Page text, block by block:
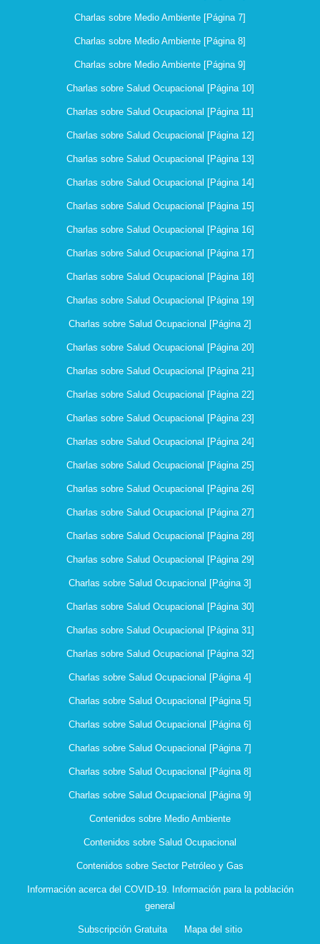
Charlas sobre Medio Ambiente [Página 7]
Charlas sobre Medio Ambiente [Página 8]
Charlas sobre Medio Ambiente [Página 9]
Charlas sobre Salud Ocupacional [Página 10]
Charlas sobre Salud Ocupacional [Página 11]
Charlas sobre Salud Ocupacional [Página 12]
Charlas sobre Salud Ocupacional [Página 13]
Charlas sobre Salud Ocupacional [Página 14]
Charlas sobre Salud Ocupacional [Página 15]
Charlas sobre Salud Ocupacional [Página 16]
Charlas sobre Salud Ocupacional [Página 17]
Charlas sobre Salud Ocupacional [Página 18]
Charlas sobre Salud Ocupacional [Página 19]
Charlas sobre Salud Ocupacional [Página 2]
Charlas sobre Salud Ocupacional [Página 20]
Charlas sobre Salud Ocupacional [Página 21]
Charlas sobre Salud Ocupacional [Página 22]
Charlas sobre Salud Ocupacional [Página 23]
Charlas sobre Salud Ocupacional [Página 24]
Charlas sobre Salud Ocupacional [Página 25]
Charlas sobre Salud Ocupacional [Página 26]
Charlas sobre Salud Ocupacional [Página 27]
Charlas sobre Salud Ocupacional [Página 28]
Charlas sobre Salud Ocupacional [Página 29]
Charlas sobre Salud Ocupacional [Página 3]
Charlas sobre Salud Ocupacional [Página 30]
Charlas sobre Salud Ocupacional [Página 31]
Charlas sobre Salud Ocupacional [Página 32]
Charlas sobre Salud Ocupacional [Página 4]
Charlas sobre Salud Ocupacional [Página 5]
Charlas sobre Salud Ocupacional [Página 6]
Charlas sobre Salud Ocupacional [Página 7]
Charlas sobre Salud Ocupacional [Página 8]
Charlas sobre Salud Ocupacional [Página 9]
Contenidos sobre Medio Ambiente
Contenidos sobre Salud Ocupacional
Contenidos sobre Sector Petróleo y Gas
Información acerca del COVID-19. Información para la población
general
Subscripción Gratuita Mapa del sitio